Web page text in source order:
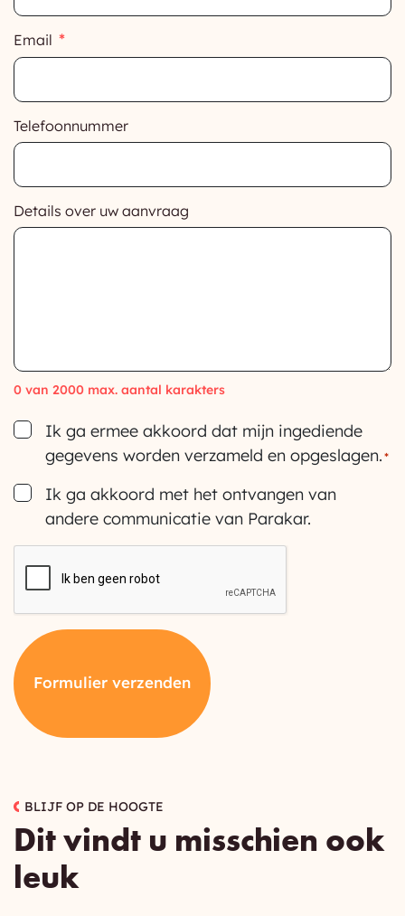
Email
Telefoonnummer
Details over uw aanvraag
0 van 2000 max. aantal karakters
ConsentIk ga ermee akkoord dat mijn ingediende
gegevens worden verzameld en opgeslagen.*
ConsentIk ga akkoord met het ontvangen van
andere communicatie van Parakar.
CAPTCHA
Formulier verzenden
BLIJF OP DE HOOGTE
Dit vindt u misschien ook
leuk